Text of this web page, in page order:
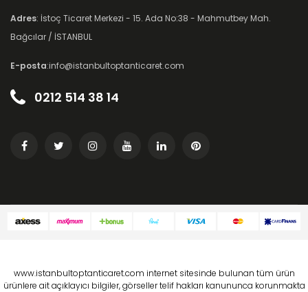
Adres: İstoç Ticaret Merkezi - 15. Ada No:38 - Mahmutbey Mah.
Bağcılar / İSTANBUL
E-posta:info@istanbultoptanticaret.com
0212 514 38 14
www.istanbultoptanticaret.com internet sitesinde bulunan tüm ürün
ürünlere ait açıklayıcı bilgiler, görseller telif hakları kanununca korunmakta